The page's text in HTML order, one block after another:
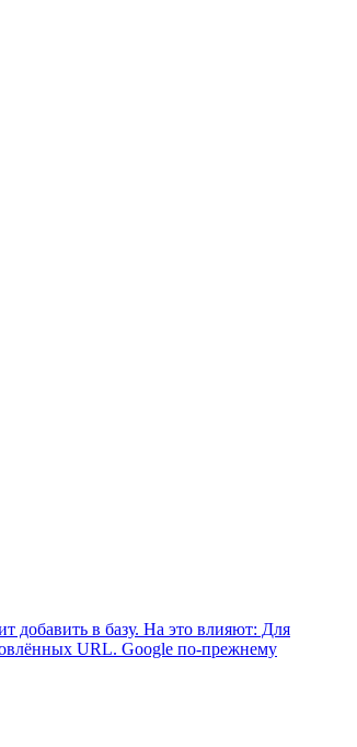
добавить в базу. На это влияют: Для
URL. Google по‑прежнему